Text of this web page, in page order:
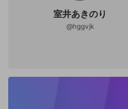
室井あきのり
@hggvjk